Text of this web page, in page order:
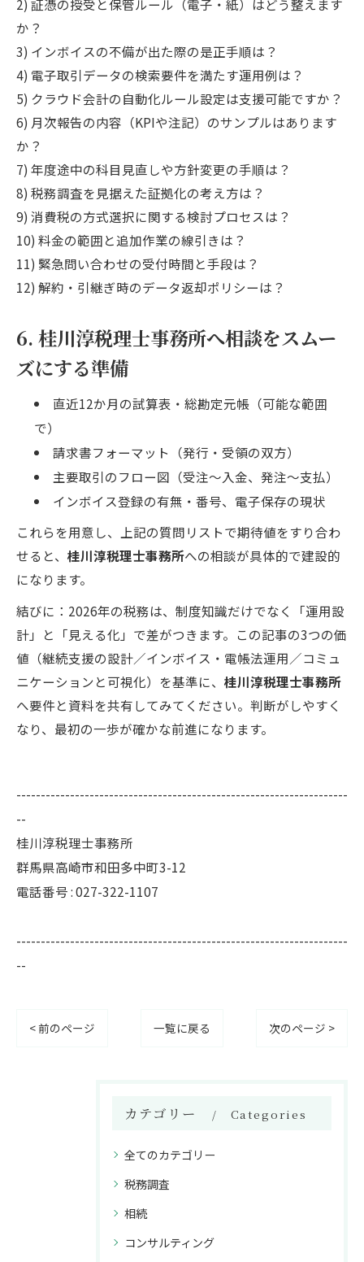
2) 証憑の授受と保管ルール（電子・紙）はどう整えます
か？
3) インボイスの不備が出た際の是正手順は？
4) 電子取引データの検索要件を満たす運用例は？
5) クラウド会計の自動化ルール設定は支援可能ですか？
6) 月次報告の内容（KPIや注記）のサンプルはあります
か？
7) 年度途中の科目見直しや方針変更の手順は？
8) 税務調査を見据えた証拠化の考え方は？
9) 消費税の方式選択に関する検討プロセスは？
10) 料金の範囲と追加作業の線引きは？
11) 緊急問い合わせの受付時間と手段は？
12) 解約・引継ぎ時のデータ返却ポリシーは？
6. 桂川淳税理士事務所へ相談をスムー
ズにする準備
直近12か月の試算表・総勘定元帳（可能な範囲
で）
請求書フォーマット（発行・受領の双方）
主要取引のフロー図（受注〜入金、発注〜支払）
インボイス登録の有無・番号、電子保存の現状
これらを用意し、上記の質問リストで期待値をすり合わ
せると、 桂川淳税理士事務所への相談が具体的で建設的
になります。
結びに：2026年の税務は、制度知識だけでなく「運用設
計」と「見える化」で差がつきます。この記事の3つの価
値（継続支援の設計／インボイス・電帳法運用／コミュ
ニケーションと可視化）を基準に、 桂川淳税理士事務所
へ要件と資料を共有してみてください。判断がしやすく
なり、最初の一歩が確かな前進になります。
--------------------------------------------------------------------
--
桂川淳税理士事務所
群馬県高崎市和田多中町3-12
電話番号 : 027-322-1107
--------------------------------------------------------------------
--
< 前のページ 一覧に戻る 次のページ >
カテゴリー Categories
全てのカテゴリー
税務調査
相続
コンサルティング